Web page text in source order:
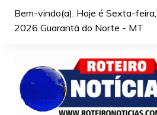
Bem-vindo(a). Hoje é Sexta-
2026 Guarantã do Norte - MT